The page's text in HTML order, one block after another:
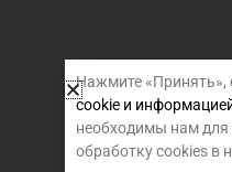
Нажмите «Принять»,
cookie и
необходимы нам для
обработку cookies в